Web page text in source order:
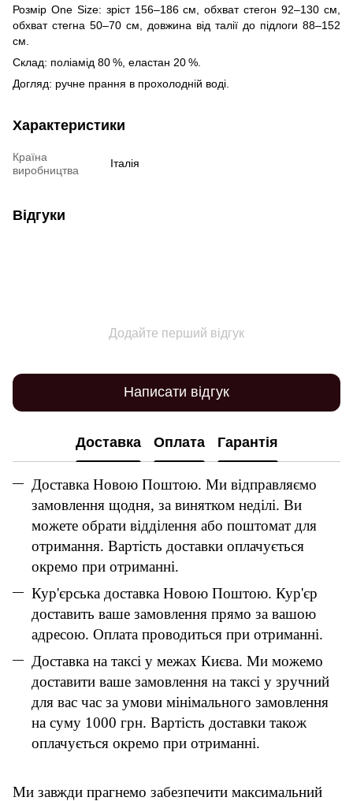
Розмір One Size: зріст 156–186 см, обхват стегон 92–130 см,
обхват стегна 50–70 см, довжина від талії до підлоги 88–152
см.
Склад: поліамід 80 %, еластан 20 %.
Догляд: ручне прання в прохолодній воді.
Характеристики
Країна
виробництва
Італія
Відгуки
Додайте перший відгук
Написати відгук
Доставка Оплата Гарантія
Доставка Новою Поштою. Ми відправляємо
замовлення щодня, за винятком неділі. Ви
можете обрати відділення або поштомат для
отримання. Вартість доставки оплачується
окремо при отриманні.
Кур'єрська доставка Новою Поштою. Кур'єр
доставить ваше замовлення прямо за вашою
адресою. Оплата проводиться при отриманні.
Доставка на таксі у межах Києва. Ми можемо
доставити ваше замовлення на таксі у зручний
для вас час за умови мінімального замовлення
на суму 1000 грн. Вартість доставки також
оплачується окремо при отриманні.
Ми завжди прагнемо забезпечити максимальний